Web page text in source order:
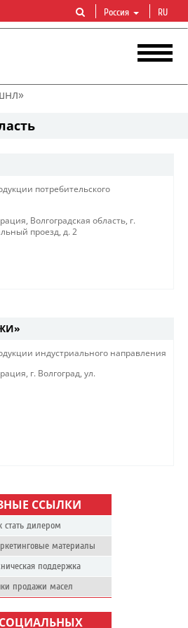
Россия RU
потребительского
Волгоградская область, г.
проезд, д. 2
индустриального направления​
г. Волгоград, ул.
ССЫЛКИ
стать дилером
материалы
поддержка
продажи масел